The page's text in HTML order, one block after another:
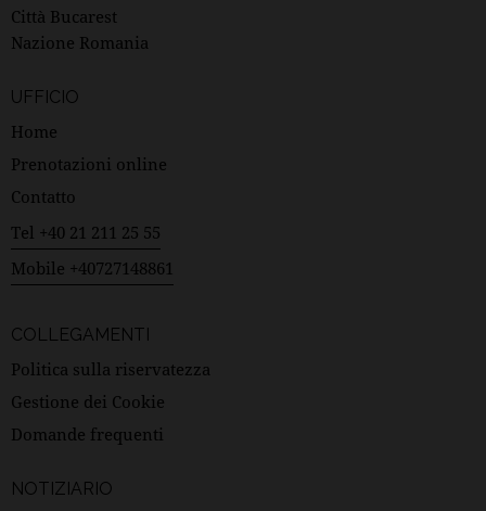
Città Bucarest
Nazione Romania
UFFICIO
Home
Prenotazioni online
Contatto
Tel +40 21 211 25 55
Mobile +40727148861
COLLEGAMENTI
Politica sulla riservatezza
Gestione dei Cookie
Domande frequenti
NOTIZIARIO